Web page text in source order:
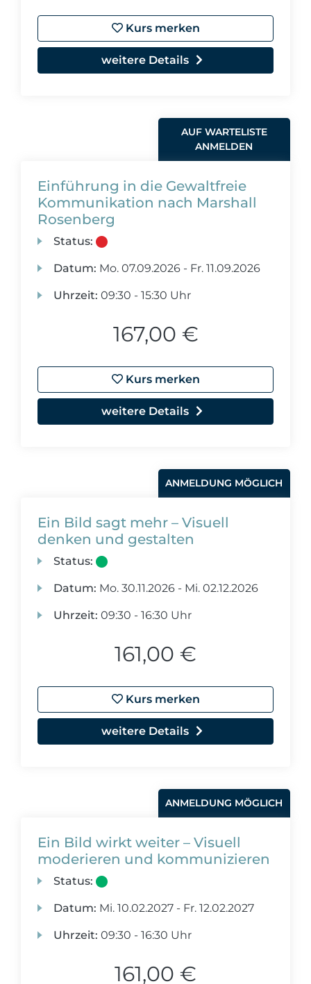
Kurs merken
weitere Details
AUF WARTELISTE
ANMELDEN
Einführung in die Gewaltfreie
Kommunikation nach Marshall
Rosenberg
Status:
Datum: Mo. 07.09.2026 - Fr. 11.09.2026
Uhrzeit: 09:30 - 15:30 Uhr
167,00 €
Kurs merken
weitere Details
ANMELDUNG MÖGLICH
Ein Bild sagt mehr – Visuell
denken und gestalten
Status:
Datum: Mo. 30.11.2026 - Mi. 02.12.2026
Uhrzeit: 09:30 - 16:30 Uhr
161,00 €
Kurs merken
weitere Details
ANMELDUNG MÖGLICH
Ein Bild wirkt weiter – Visuell
moderieren und kommunizieren
Status:
Datum: Mi. 10.02.2027 - Fr. 12.02.2027
Uhrzeit: 09:30 - 16:30 Uhr
161,00 €